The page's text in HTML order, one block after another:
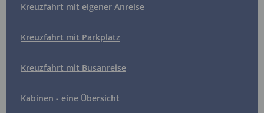
Kreuzfahrt mit eigener Anreise
Kreuzfahrt mit Parkplatz
Kreuzfahrt mit Busanreise
Kabinen - eine Übersicht